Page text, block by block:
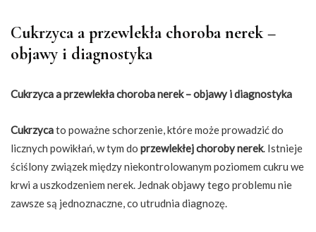
Cukrzyca a przewlekła choroba nerek –
objawy i diagnostyka
Cukrzyca a przewlekła choroba nerek – objawy i diagnostyka
Cukrzycato poważne schorzenie, które może prowadzić do
licznych powikłań, w tym do przewlekłej choroby nerek. Istnieje
ściślony związek między niekontrolowanym poziomem cukru we
krwi a uszkodzeniem nerek. Jednak objawy tego problemu nie
zawsze są jednoznaczne, co utrudnia diagnozę.